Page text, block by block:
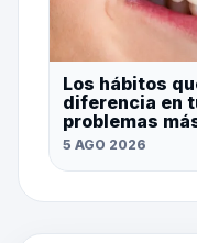
Los hábitos
diferencia en
problemas
5 AGO 2026